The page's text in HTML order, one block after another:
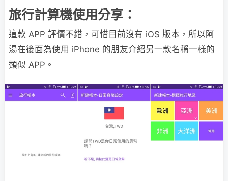
旅行計算機使用分享：
這款 APP 評價不錯，可惜目前沒有 iOS 版本，所以阿
湯在後面為使用 iPhone 的朋友介紹另一款名稱一樣的
類似 APP。